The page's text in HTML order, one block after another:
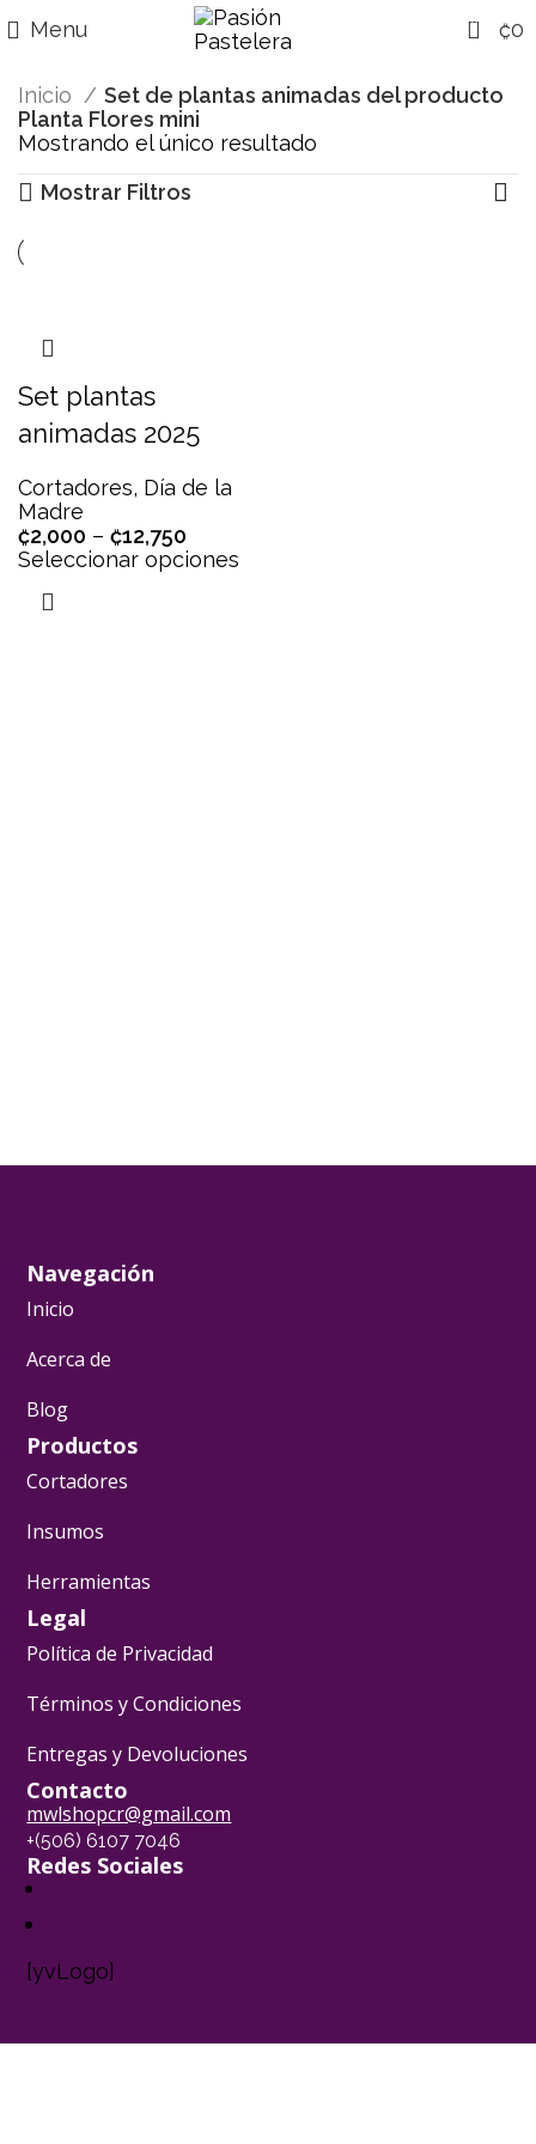
Menu 0 ₡0
Inicio
Set de plantas animadas del producto
Planta Flores mini
Mostrando el único resultado
Mostrar Filtros
Set plantas
animadas 2025
Cortadores, Día de la
Madre
₡2,000 – ₡12,750
Seleccionar opciones
Navegación
Inicio
Acerca de
Blog
Productos
Cortadores
Insumos
Herramientas
Legal
Política de Privacidad
Términos y Condiciones
Entregas y Devoluciones
Contacto
mwlshopcr@gmail.com
+(506) 6107 7046
Redes Sociales
[yvLogo]